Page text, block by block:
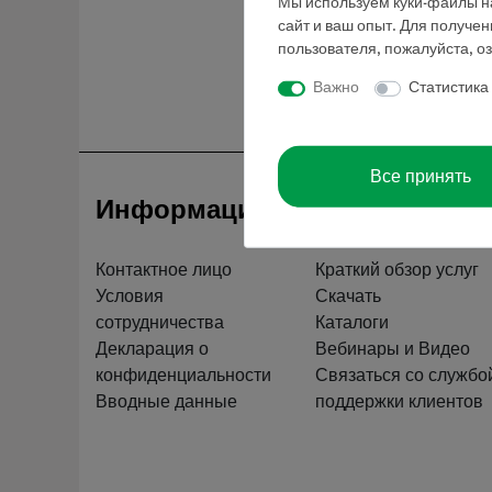
Информация
Контактное лицо
Условия
сотрудничества
Декларация о
конфиденциальности
Вводные данные
Краткий обзор услуг
Скачать
Каталоги
Вебинары и Видео
Связаться со
поддержки клиентов
Мы используем куки-файлы
сайт и ваш опыт. Для
пользователя, пожалуйста,
Важно Статистика
Все принять